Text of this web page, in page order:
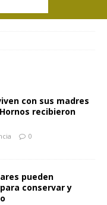
con sus madres
recibieron
0
pueden
conservar y